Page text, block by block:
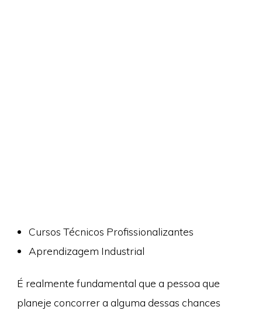
Cursos Técnicos Profissionalizantes
Aprendizagem Industrial
É realmente fundamental que a pessoa que
planeje concorrer a alguma dessas chances